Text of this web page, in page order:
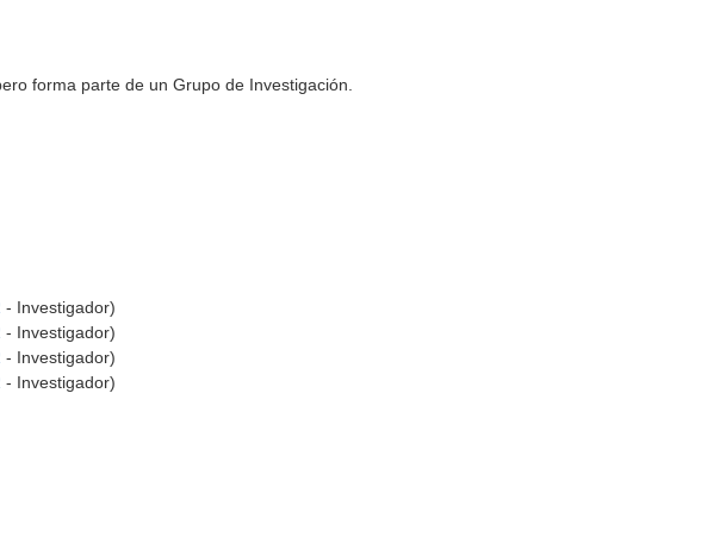
forma parte de un Grupo de Investigación.
- Investigador)
- Investigador)
- Investigador)
- Investigador)